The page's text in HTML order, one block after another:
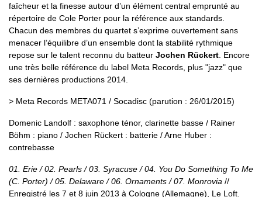
faîcheur et la finesse autour d’un élément central emprunté au
répertoire de Cole Porter pour la référence aux standards.
Chacun des membres du quartet s’exprime ouvertement sans
menacer l’équilibre d’un ensemble dont la stabilité rythmique
repose sur le talent reconnu du batteur Jochen Rückert . Encore
une très belle référence du label Meta Records, plus "jazz" que
ses dernières productions 2014.
> Meta Records META071 / Socadisc (parution : 26/01/2015)
Domenic Landolf : saxophone ténor, clarinette basse / Rainer
Böhm : piano / Jochen Rückert : batterie / Arne Huber :
contrebasse
01. Erie / 02. Pearls / 03. Syracuse / 04. You Do Something To Me
(C. Porter) / 05. Delaware / 06. Ornaments / 07. Monrovia //
Enregistré les 7 et 8 juin 2013 à Cologne (Allemagne), Le Loft.